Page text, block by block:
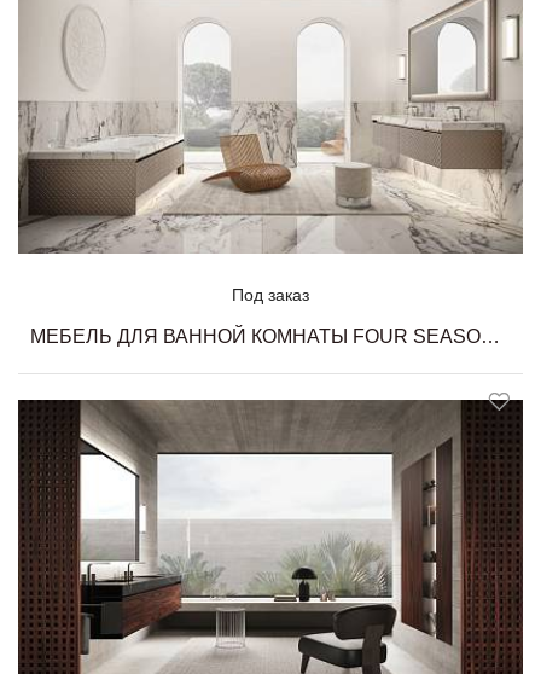
Под заказ
МЕБЕЛЬ ДЛЯ ВАННОЙ КОМНАТЫ FOUR SEASONS 21 MILLDUE